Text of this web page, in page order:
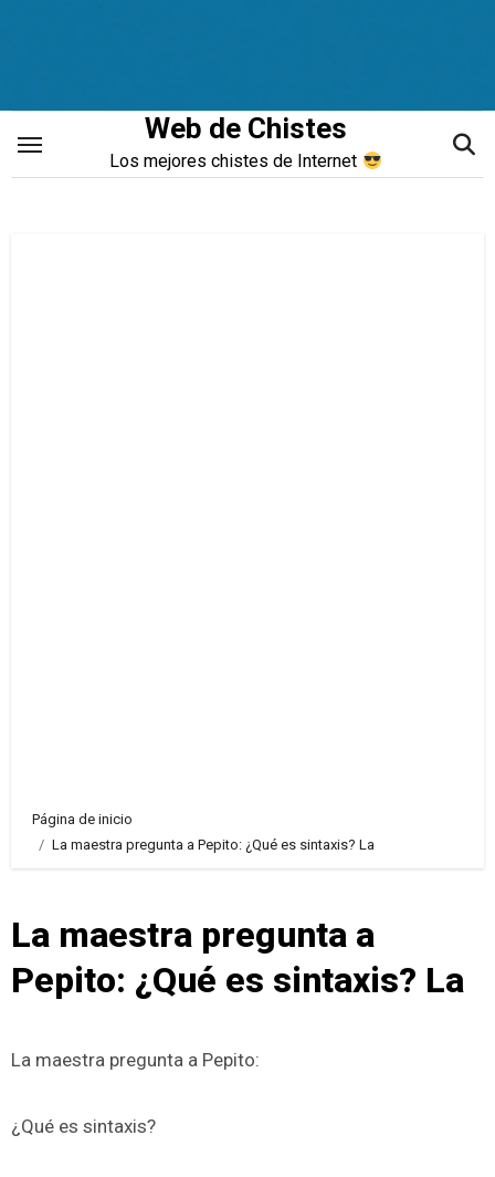
Web de Chistes
Los mejores chistes de Internet
Página de inicio
La maestra pregunta a Pepito: ¿Qué es sintaxis? La
La maestra pregunta a
Pepito: ¿Qué es sintaxis? La
La maestra pregunta a Pepito:
¿Qué es sintaxis?